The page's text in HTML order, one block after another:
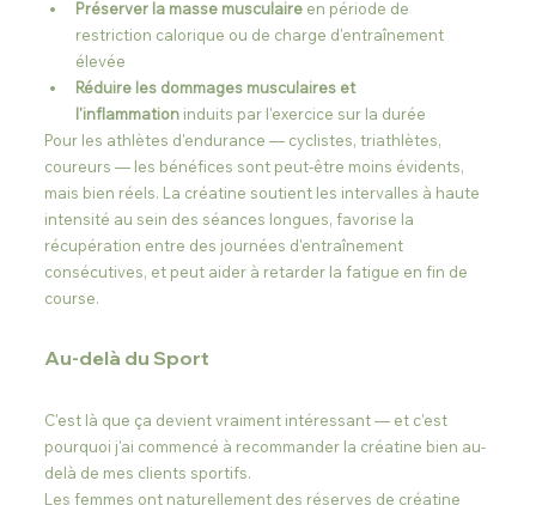
Préserver la masse musculaire en période de
restriction calorique ou de charge d'entraînement
élevée
Réduire les dommages musculaires et
l'inflammation induits par l'exercice sur la durée
Pour les athlètes d'endurance — cyclistes, triathlètes,
coureurs — les bénéfices sont peut-être moins évidents,
mais bien réels. La créatine soutient les intervalles à haute
intensité au sein des séances longues, favorise la
récupération entre des journées d'entraînement
consécutives, et peut aider à retarder la fatigue en fin de
course.
Au-delà du Sport
C'est là que ça devient vraiment intéressant — et c'est
pourquoi j'ai commencé à recommander la créatine bien au-
delà de mes clients sportifs.
Les femmes ont naturellement des réserves de créatine